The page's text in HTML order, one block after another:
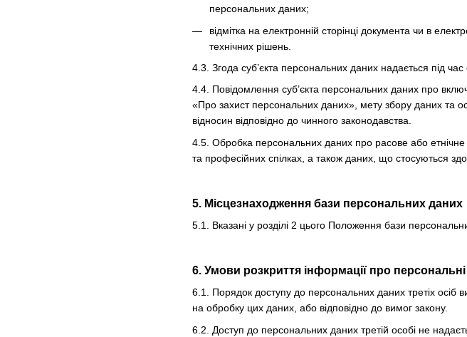
персональних даних;
відмітка на електронній сторінці документа чи в
технічних рішень.
4.3. Згода суб’єкта персональних даних надається під
4.4. Повідомлення суб’єкта персональних даних про
«Про захист персональних даних», мету збору даних та
відносин відповідно до чинного законодавства.
4.5. Обробка персональних даних про расове або етнічне
та професійних спілках, а також даних, що стосуються
5. Місцезнаходження бази персональних даних
5.1. Вказані у розділі 2 цього Положення бази
6. Умови розкриття інформації про
6.1. Порядок доступу до персональних даних третіх
на обробку цих даних, або відповідно до вимог закону.
6.2. Доступ до персональних даних третій особі не